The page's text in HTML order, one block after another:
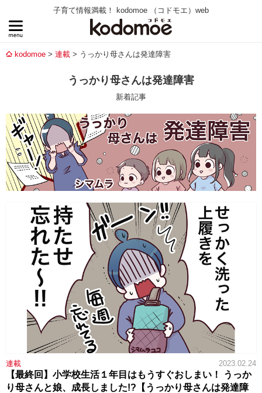
子育て情報満載！ kodomoe （コドモエ）web
kodomoe 連載 うっかり母さんは発達障害
うっかり母さんは発達障害
新着記事
連載 2023.02.24
【最終回】小学校生活１年目はもうすぐおしまい！ うっか
り母さんと娘、成長しました!?【うっかり母さんは発達障